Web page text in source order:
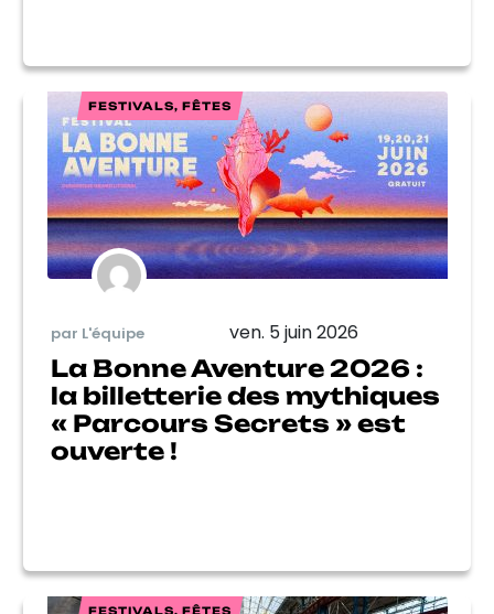
FESTIVALS, FÊTES
par L'équipe ven. 5 juin 2026
La Bonne Aventure 2026 :
la billetterie des mythiques
« Parcours Secrets » est
ouverte !
FESTIVALS, FÊTES